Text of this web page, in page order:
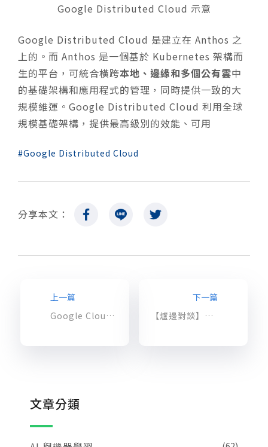
Google Distributed Cloud 示意
Google Distributed Cloud 是建立在 Anthos 之
上的。而 Anthos 是一個基於 Kubernetes 架構而
生的平台，可統合橫跨本地、邊緣和多個公有雲中
的基礎架構和應用程式的管理，同時提供一致的大
規模維運。Google Distributed Cloud 利用全球
規模基礎架構，提供最高級別的效能、可用
Google Distributed Cloud
分享本文：
上一篇
Google Cloud Load Balancing、Cloud CDN 與 Cloud Armor：幫您做好網路安全防護
下一篇
【爐邊對談】重點筆記回顧！Google Cloud x iKala Cloud 帶你聰明維運防 DDoS
文章分類